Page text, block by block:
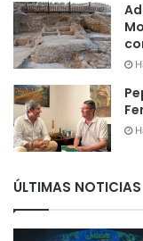
ÚLTIMAS NOTICIAS